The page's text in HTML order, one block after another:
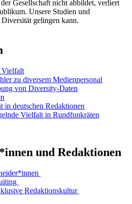
Gesellschaft nicht abbildet, verliert
Unsere Studien und
gelingen kann.
Vielfalt
zu diversem Medienpersonal
von Diversity-Daten
in deutschen Redaktionen
Vielfalt in Rundfunkräten
und Redaktionen
Redaktionskultur